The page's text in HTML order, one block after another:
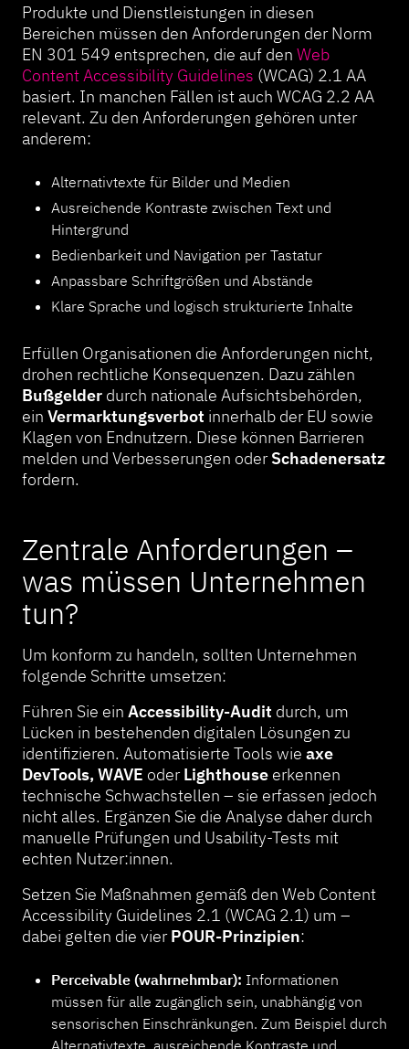
Produkte und Dienstleistungen in diesen
Bereichen müssen den Anforderungen der Norm
EN 301 549 entsprechen, die auf den Web
Content Accessibility Guidelines (WCAG) 2.1 AA
basiert. In manchen Fällen ist auch WCAG 2.2 AA
relevant. Zu den Anforderungen gehören unter
anderem:
Alternativtexte für Bilder und Medien
Ausreichende Kontraste zwischen Text und
Hintergrund
Bedienbarkeit und Navigation per Tastatur
Anpassbare Schriftgrößen und Abstände
Klare Sprache und logisch strukturierte Inhalte
Erfüllen Organisationen die Anforderungen nicht,
drohen rechtliche Konsequenzen. Dazu zählen
Bußgelder durch nationale Aufsichtsbehörden,
ein Vermarktungsverbot innerhalb der EU sowie
Klagen von Endnutzern. Diese können Barrieren
melden und Verbesserungen oderSchadenersatz
fordern.
Zentrale Anforderungen –
was müssen Unternehmen
tun?
Um konform zu handeln, sollten Unternehmen
folgende Schritte umsetzen:
Führen Sie ein Accessibility-Audit durch, um
Lücken in bestehenden digitalen Lösungen zu
identifizieren. Automatisierte Tools wie axe
DevTools, WAVE oderLighthouse erkennen
technische Schwachstellen – sie erfassen jedoch
nicht alles. Ergänzen Sie die Analyse daher durch
manuelle Prüfungen und Usability-Tests mit
echten Nutzer:innen.
Setzen Sie Maßnahmen gemäß den Web Content
Accessibility Guidelines 2.1 (WCAG 2.1) um –
dabei gelten die vierPOUR-Prinzipien:
Perceivable (wahrnehmbar): Informationen
müssen für alle zugänglich sein, unabhängig von
sensorischen Einschränkungen. Zum Beispiel durch
Alternativtexte, ausreichende Kontraste und